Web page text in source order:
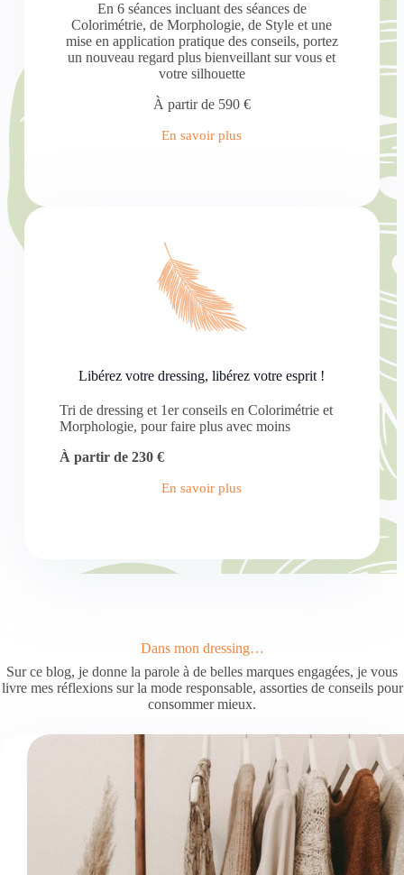
En 6 séances incluant des séances de
Colorimétrie, de Morphologie, de Style et une
mise en application pratique des conseils, portez
un nouveau regard plus bienveillant sur vous et
votre silhouette
À partir de 590 €
En savoir plus
Libérez votre dressing, libérez votre esprit !
Tri de dressing et 1er conseils en Colorimétrie et
Morphologie, pour faire plus avec moins
À partir de 230 €
En savoir plus
Dans mon dressing…
Sur ce blog, je donne la parole à de belles marques engagées, je vous
livre mes réflexions sur la mode responsable, assorties de conseils pour
consommer mieux.